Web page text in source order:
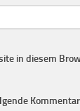
in diesem